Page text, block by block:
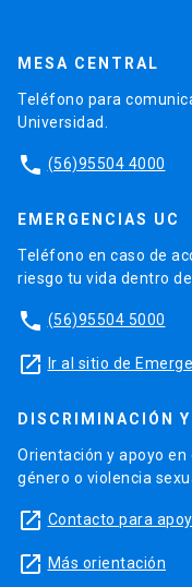
MESA CENTRAL
Teléfono para
Universidad.
phone (56)95504 4000
EMERGENCIAS UC
Teléfono en caso de
riesgo tu vida dentro
phone (56)95504 5000
launch Ir al sitio de
DISCRIMINACIÓN
Orientación y apoyo
género o violencia
launch Contacto para
launch Más orientación